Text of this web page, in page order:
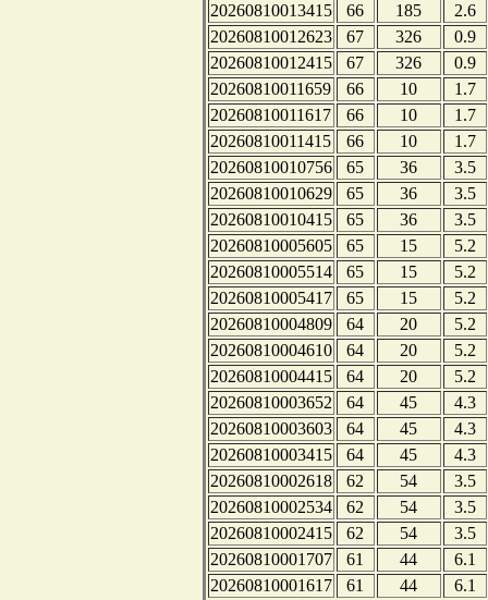
20260810013415
66 185
2.6
20260810012623
67 326
0.9
20260810012415
67 326
0.9
20260810011659
66 10
1.7
20260810011617
66 10
1.7
20260810011415
66 10
1.7
20260810010756
65 36
3.5
20260810010629
65 36
3.5
20260810010415
65 36
3.5
20260810005605
65 15
5.2
20260810005514
65 15
5.2
20260810005417
65 15
5.2
20260810004809
64 20
5.2
20260810004610
64 20
5.2
20260810004415
64 20
5.2
20260810003652
64 45
4.3
20260810003603
64 45
4.3
20260810003415
64 45
4.3
20260810002618
62 54
3.5
20260810002534
62 54
3.5
20260810002415
62 54
3.5
20260810001707
61 44
6.1
20260810001617
61 44
6.1